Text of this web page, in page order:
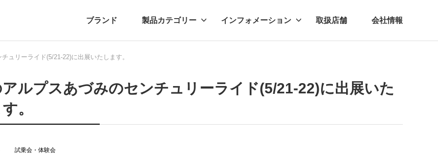
ブランド 製品カテゴリー
車 自転車パーツ アクセサリー
インフォメーション
ース プレスリリース
取扱店舗 会社情報
ュリーライド(5/21-22)に出展いたします。
ルプスあづみのセンチュリーライド(5/21-22)に出展いた
。
試乗会・体験会